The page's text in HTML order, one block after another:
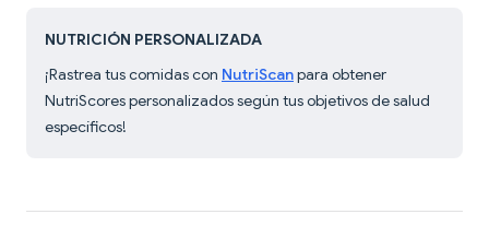
NUTRICIÓN PERSONALIZADA
¡Rastrea tus comidas con NutriScanpara obtener
NutriScores personalizados según tus objetivos de salud
específicos!